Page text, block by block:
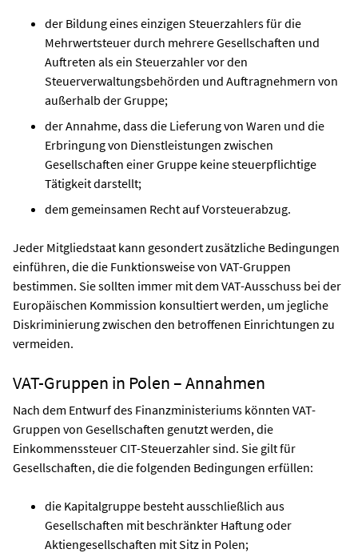
der Bildung eines einzigen Steuerzahlers für die
Mehrwertsteuer durch mehrere Gesellschaften und
Auftreten als ein Steuerzahler vor den
Steuerverwaltungsbehörden und Auftragnehmern von
außerhalb der Gruppe;
der Annahme, dass die Lieferung von Waren und die
Erbringung von Dienstleistungen zwischen
Gesellschaften einer Gruppe keine steuerpflichtige
Tätigkeit darstellt;
dem gemeinsamen Recht auf Vorsteuerabzug.
Jeder Mitgliedstaat kann gesondert zusätzliche Bedingungen
einführen, die die Funktionsweise von VAT-Gruppen
bestimmen. Sie sollten immer mit dem VAT-Ausschuss bei der
Europäischen Kommission konsultiert werden, um jegliche
Diskriminierung zwischen den betroffenen Einrichtungen zu
vermeiden.
VAT-Gruppen in Polen – Annahmen
Nach dem Entwurf des Finanzministeriums könnten VAT-
Gruppen von Gesellschaften genutzt werden, die
Einkommenssteuer CIT-Steuerzahler sind. Sie gilt für
Gesellschaften, die die folgenden Bedingungen erfüllen:
die Kapitalgruppe besteht ausschließlich aus
Gesellschaften mit beschränkter Haftung oder
Aktiengesellschaften mit Sitz in Polen;